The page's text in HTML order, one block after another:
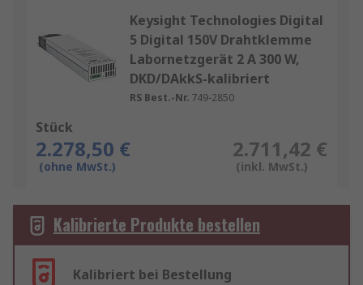
Keysight Technologies Digital
5 Digital 150V Drahtklemme
Labornetzgerät 2 A 300 W,
DKD/DAkkS-kalibriert
RS Best.-Nr. 749-2850
Stück
2.278,50 €
(ohne MwSt.)
2.711,42 €
(inkl. MwSt.)
Kalibrierte Produkte bestellen
Kalibriert bei Bestellung